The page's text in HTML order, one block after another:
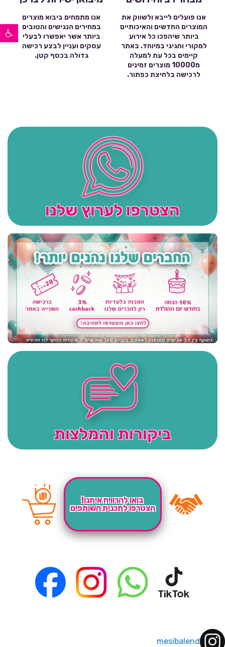
פתח סרגל נגישות
אנו פועלים לייבא ולשווק את
המוצרים החדשים והאיכותיים
ביותר שיהפכו כל אירוע
למקורי וחגיגי במיוחד. באתר
קיימים בכל עת למעלה
מ10000 מוצרים זמינים
לרכישה בלחיצת כפתור.
אנו מתמחים ביבוא מוצרים
במחירים הנגישים והטובים
ביותר אשר יאפשרו לבעלי
עסקים ועניין לבצע רכישה
גדולה בכסף קטן.
הצטרפו לערוץ שלנו
ביקורות והמלצות
בואו להרוויח איתנו!
הצטרפו לתכנית השותפים
mesibalend